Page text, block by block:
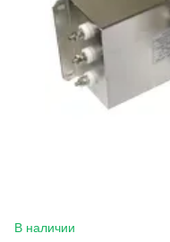
В наличии